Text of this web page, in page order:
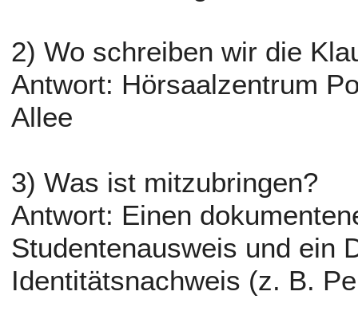
2) Wo schreiben wir die
Antwort: Hörsaalzentrum
Allee
3) Was ist mitzubringen?
Antwort: Einen
Studentenausweis und ein
Identitätsnachweis (z. B.